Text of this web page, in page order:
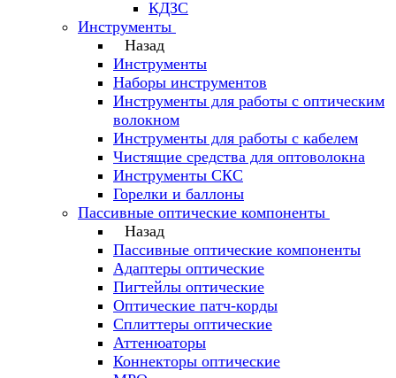
КДЗС
Инструменты
Назад
Инструменты
Наборы инструментов
Инструменты для работы с оптическим
волокном
Инструменты для работы с кабелем
Чистящие средства для оптоволокна
Инструменты СКС
Горелки и баллоны
Пассивные оптические компоненты
Назад
Пассивные оптические компоненты
Адаптеры оптические
Пигтейлы оптические
Оптические патч-корды
Сплиттеры оптические
Аттенюаторы
Коннекторы оптические